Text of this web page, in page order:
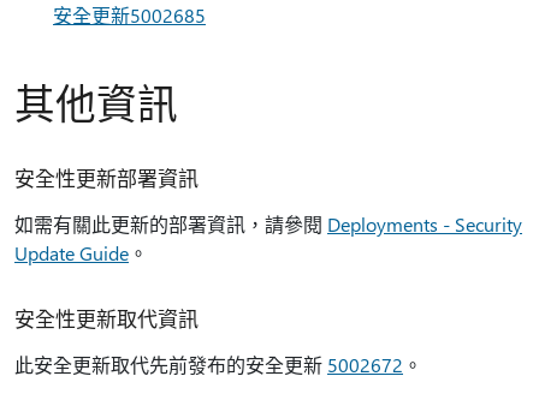
安全更新5002685
其他資訊
安全性更新部署資訊
如需有關此更新的部署資訊，請參閱 Deployments - Security
Update Guide 。
安全性更新取代資訊
此安全更新取代先前發布的安全更新 5002672 。